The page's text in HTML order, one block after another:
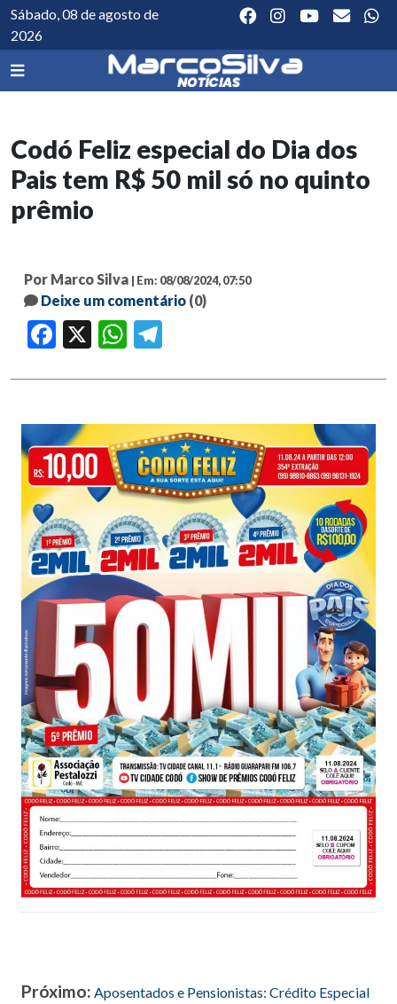
Sábado, 08 de agosto de
2026
Codó Feliz especial do Dia dos
Pais tem R$ 50 mil só no quinto
prêmio
Por Marco Silva | Em: 08/08/2024, 07:50
Deixe um comentário (0)
Facebook WhatsApp
Próximo: Aposentados e Pensionistas: Crédito Especial